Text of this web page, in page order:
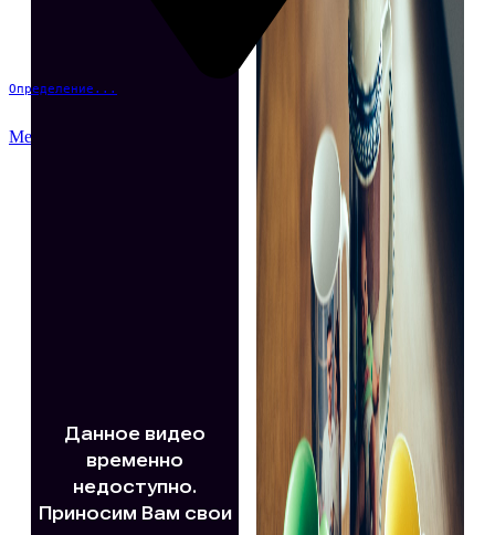
Определение...
Меню